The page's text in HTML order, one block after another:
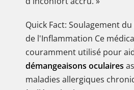
Quick Fact: Soulagement
de l'Inflammation Ce
couramment utilisé pour
démangeaisons oculaires
maladies allergiques